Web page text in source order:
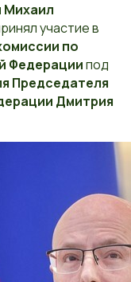
Михаил
участие в
по
Федерациипод
Председателя
Дмитрия